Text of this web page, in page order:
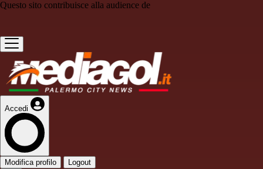
Questo sito contribuisce alla audience de
Accedi
Modifica profilo Logout